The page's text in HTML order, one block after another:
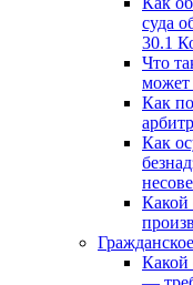
суда
30.1
Что
может
Как
Как
Какой
Какой